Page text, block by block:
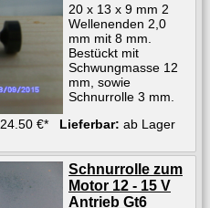
20 x 13 x 9 mm 2
Wellenenden 2,0
mm mit 8 mm.
Bestückt mit
Schwungmasse 12
mm, sowie
Schnurrolle 3 mm.
24.50 €* Lieferbar: ab Lager
Schnurrolle zum
Motor 12 - 15 V
Antrieb Gt6